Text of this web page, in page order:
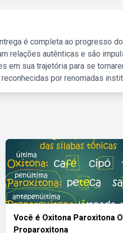
é completa ao progresso
relações autênticas e são
em sua trajetória para se
por renomadas
Você é Oxitona Paroxitona
Proparoxitona